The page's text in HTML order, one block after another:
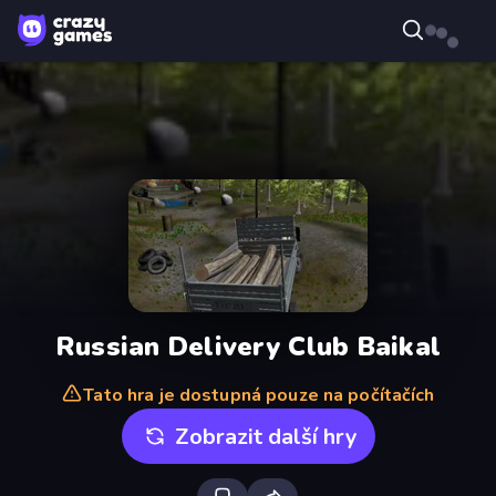
Russian Delivery Club Baikal
Tato hra je dostupná pouze na počítačích
Zobrazit další hry